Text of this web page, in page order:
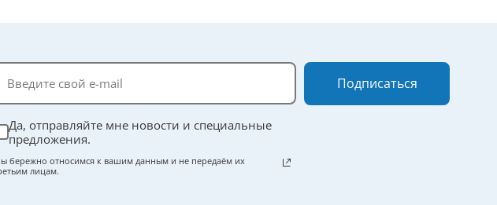
Да, отправляйте мне новости и специальные
предложения.
бережно относимся к вашим данным и не передаём их
лицам.
Подписаться